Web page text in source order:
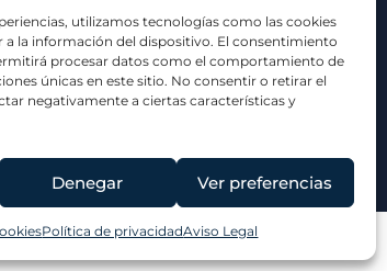
utilizamos tecnologías como las cookies
a la información del dispositivo. El consentimiento
procesar datos como el comportamiento de
únicas en este sitio. No consentir o retirar el
negativamente a ciertas características y
Denegar Ver preferencias
Política de privacidadAviso Legal
ENS Ley de transparencia